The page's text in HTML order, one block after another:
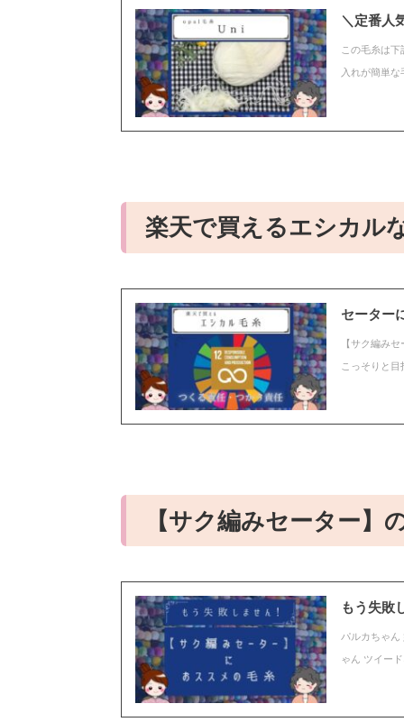
＼定番人
この毛糸は
入れが簡単
楽天で買えるエシカル
セーター
【サク編み
こっそりと
【サク編みセーター】
もう失敗
パルカちゃん
ゃん ツイー